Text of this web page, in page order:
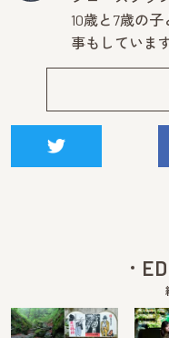
10歳と7歳の
事もしています